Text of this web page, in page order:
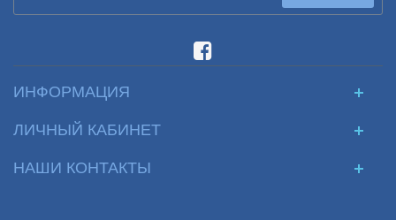
ИНФОРМАЦИЯ
ЛИЧНЫЙ КАБИНЕТ
НАШИ КОНТАКТЫ